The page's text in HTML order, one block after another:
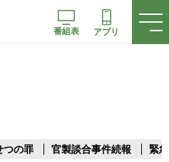
番組表 アプリ
つの罪 官製談合事件続報 緊